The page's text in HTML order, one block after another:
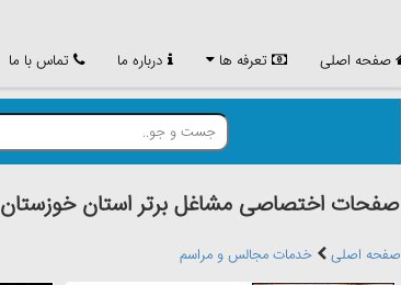
صفحه اصلی تعرفه ها درباره ما تماس با ما
صفحات اختصاصی مشاغل برتر استان خوزستان
صفحه اصلی
خدمات مجالس و مراسم